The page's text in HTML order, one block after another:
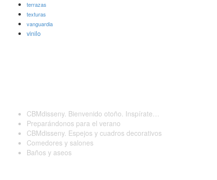
terrazas
texturas
vanguardia
vinilo
CBMdisseny. Bienvenido otoño. Inspírate…
Preparándonos para el verano
CBMdisseny. Espejos y cuadros decorativos
Comedores y salones
Baños y aseos